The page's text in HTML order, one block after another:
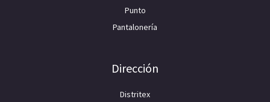
Punto
Pantalonería
Dirección
Distritex